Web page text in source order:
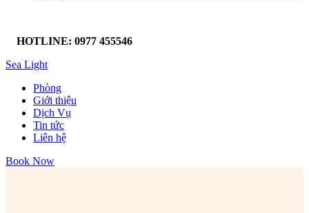
HOTLINE: 0977 455546
Sea Light
Phòng
Giới thiệu
Dịch Vụ
Tin tức
Liên hệ
Book Now